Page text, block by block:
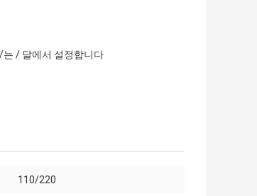
는 / 달에서 설정합니다
110/220